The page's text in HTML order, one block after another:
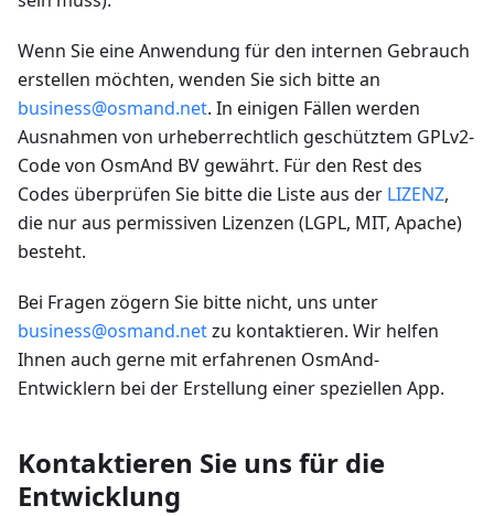
Wenn Sie eine Anwendung für den internen Gebrauch
erstellen möchten, wenden Sie sich bitte an
business@osmand.net. In einigen Fällen werden
Ausnahmen von urheberrechtlich geschütztem GPLv2-
Code von OsmAnd BV gewährt. Für den Rest des
Codes überprüfen Sie bitte die Liste aus der LIZENZ,
die nur aus permissiven Lizenzen (LGPL, MIT, Apache)
besteht.
Bei Fragen zögern Sie bitte nicht, uns unter
business@osmand.netzu kontaktieren. Wir helfen
Ihnen auch gerne mit erfahrenen OsmAnd-
Entwicklern bei der Erstellung einer speziellen App.
Kontaktieren Sie uns für die
Entwicklung